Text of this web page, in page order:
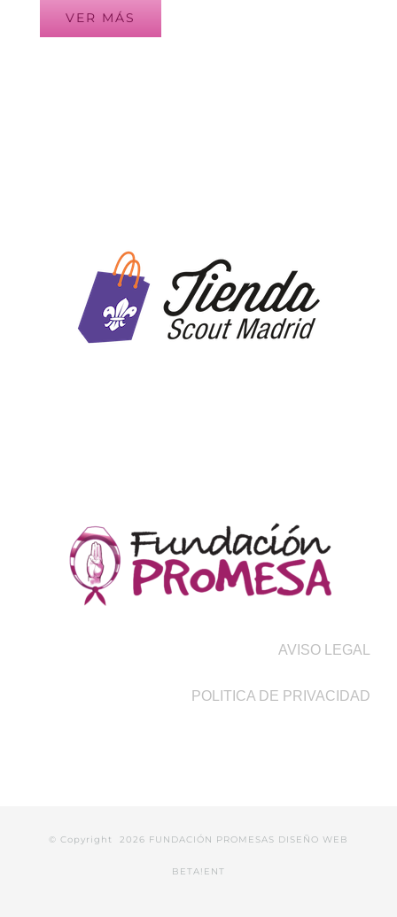
VER MÁS
AVISO LEGAL
POLITICA DE PRIVACIDAD
© Copyright 2026 FUNDACIÓN PROMESAS DISEÑO WEB
BETA!ENT